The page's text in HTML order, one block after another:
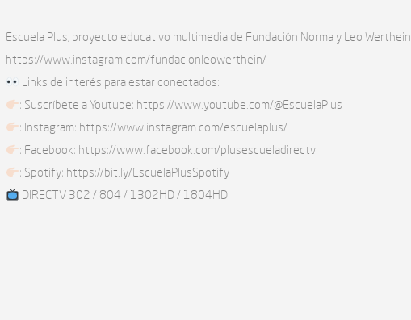
Escuela Plus, proyecto educativo multimedia de Fundación Norma y Leo Werthein
https://www.instagram.com/fundacionleowerthein/
Links de interés para estar conectados:
: Suscríbete a Youtube: https://www.youtube.com/@EscuelaPlus
: Instagram: https://www.instagram.com/escuelaplus/
: Facebook: https://www.facebook.com/plusescueladirectv
: Spotify: https://bit.ly/EscuelaPlusSpotify
DIRECTV 302 / 804 / 1302HD / 1804HD